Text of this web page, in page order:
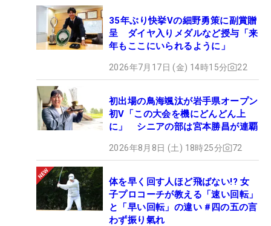
35年ぶり快挙Vの細野勇策に副賞贈
呈 ダイヤ入りメダルなど授与「来
年もここにいられるように」
2026年7月17日 (金) 14時15分 22
初出場の鳥海颯汰が岩手県オープン
初V「この大会を機にどんどん上
に」 シニアの部は宮本勝昌が連覇
2026年8月8日 (土) 18時25分 72
体を早く回す人ほど飛ばない!? 女
子プロコーチが教える「速い回転」
と「早い回転」の違い #四の五の言
わず振り氣れ